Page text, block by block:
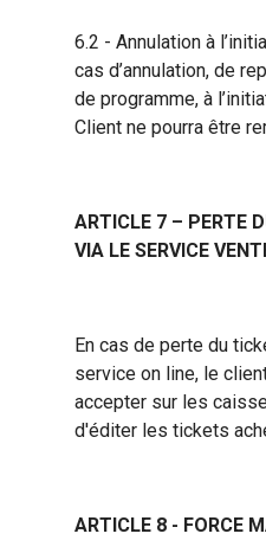
6.2 - Annulation à
cas d’annulation, de
de programme, à
Client ne pourra être
ARTICLE 7 – PERTE
VIA LE SERVICE
En cas de perte du
service on line, le
accepter sur les
d'éditer les tickets
ARTICLE 8 - FORCE